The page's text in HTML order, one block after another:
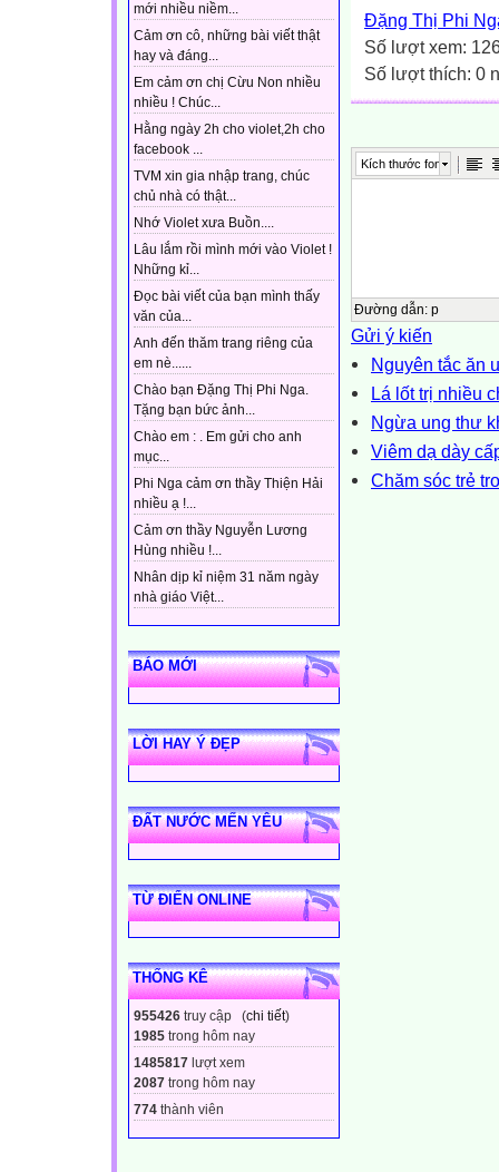
mới nhiều niềm...
Cảm ơn cô, những bài viết thật
hay và đáng...
Em cảm ơn chị Cừu Non nhiều
nhiều ! Chúc...
Hằng ngày 2h cho violet,2h cho
facebook ...
TVM xin gia nhập trang, chúc
chủ nhà có thật...
Nhớ Violet xưa Buồn....
Lâu lắm rồi mình mới vào Violet !
Những kỉ...
Đọc bài viết của bạn mình thấy
văn của...
Anh đến thăm trang riêng của
em nè......
Chào bạn Đặng Thị Phi Nga.
Tặng bạn bức ảnh...
Chào em : . Em gửi cho anh
mục...
Phi Nga cảm ơn thầy Thiện Hải
nhiều ạ !...
Cảm ơn thầy Nguyễn Lương
Hùng nhiều !...
Nhân dịp kỉ niệm 31 năm ngày
nhà giáo Việt...
BÁO MỚI
LỜI HAY Ý ĐẸP
ĐẤT NƯỚC MẾN YÊU
TỪ ĐIỂN ONLINE
THỐNG KÊ
955426 truy cập (chi tiết)
1985 trong hôm nay
1485817 lượt xem
2087 trong hôm nay
774 thành viên
Đặng Thị Phi
Số lượt xem:
Số lượt thích: 0
Kích thước font
Đường dẫn: p
Gửi ý kiến
Nguyên tắc ăn
Lá lốt trị nhiều
Ngừa ung thư
Viêm dạ dày
Chăm sóc trẻ